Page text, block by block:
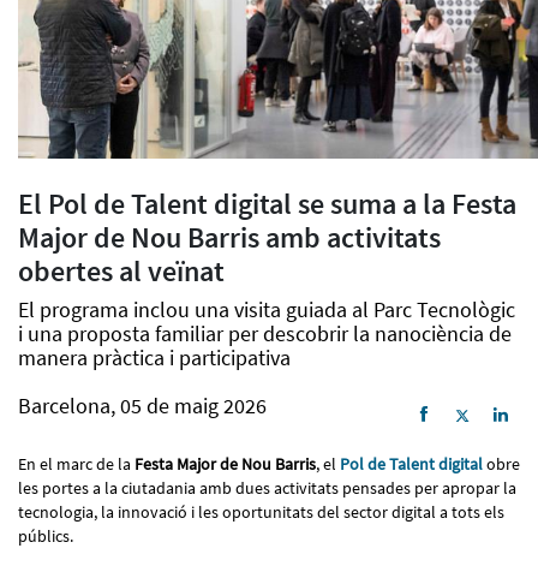
El Pol de Talent digital se suma a la Festa
Major de Nou Barris amb activitats
obertes al veïnat
El programa inclou una visita guiada al Parc Tecnològic
i una proposta familiar per descobrir la nanociència de
manera pràctica i participativa
Barcelona, 05 de maig 2026
En el marc de la Festa Major de Nou Barris, el Pol de Talent digitalobre
les portes a la ciutadania amb dues activitats pensades per apropar la
tecnologia, la innovació i les oportunitats del sector digital a tots els
públics.